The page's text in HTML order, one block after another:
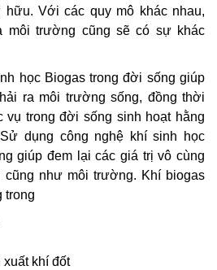
hữu. Với các quy mô khác nhau,
môi trường cũng sẽ có sự khác
học Biogas trong đời sống giúp
ra môi trường sống, đồng thời
vụ trong đời sống sinh hoạt hằng
dụng công nghệ khí sinh học
giúp đem lại các giá trị vô cùng
như môi trường. Khí biogas
trong
xuất khí đốt